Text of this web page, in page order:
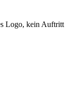
Logo, kein